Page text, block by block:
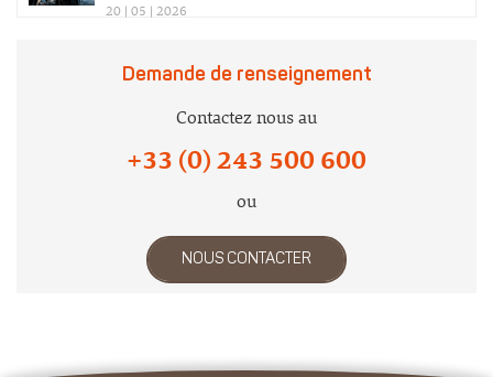
20 | 05 | 2026
Demande de renseignement
Contactez nous au
+33 (0) 243 500 600
ou
NOUS CONTACTER